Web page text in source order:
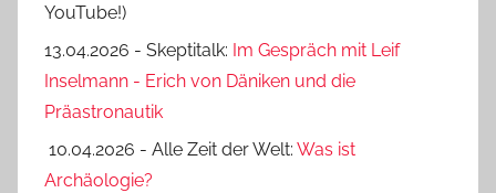
YouTube!)
13.04.2026 - Skeptitalk: Im Gespräch mit Leif
Inselmann - Erich von Däniken und die
Präastronautik
10.04.2026 - Alle Zeit der Welt: Was ist
Archäologie?